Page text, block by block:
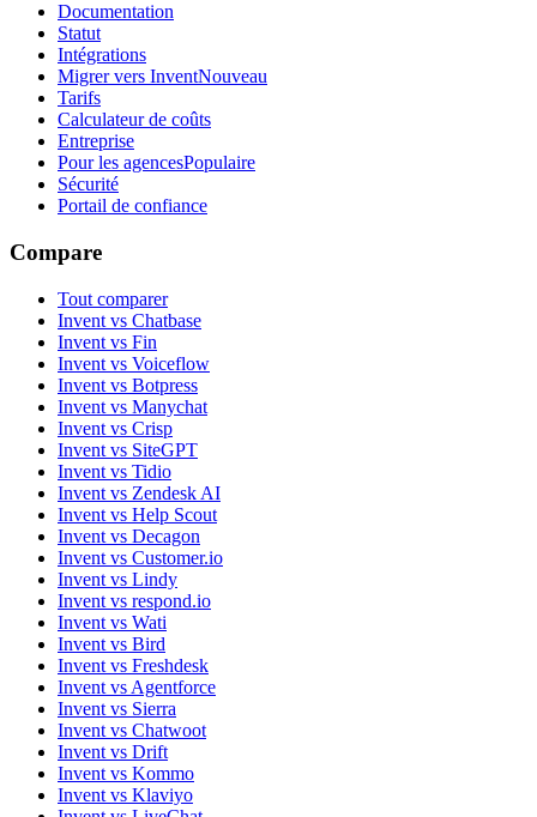
Documentation
Statut
Intégrations
Migrer vers InventNouveau
Tarifs
Calculateur de coûts
Entreprise
Pour les agencesPopulaire
Sécurité
Portail de confiance
Compare
Tout comparer
Invent vs Chatbase
Invent vs Fin
Invent vs Voiceflow
Invent vs Botpress
Invent vs Manychat
Invent vs Crisp
Invent vs SiteGPT
Invent vs Tidio
Invent vs Zendesk AI
Invent vs Help Scout
Invent vs Decagon
Invent vs Customer.io
Invent vs Lindy
Invent vs respond.io
Invent vs Wati
Invent vs Bird
Invent vs Freshdesk
Invent vs Agentforce
Invent vs Sierra
Invent vs Chatwoot
Invent vs Drift
Invent vs Kommo
Invent vs Klaviyo